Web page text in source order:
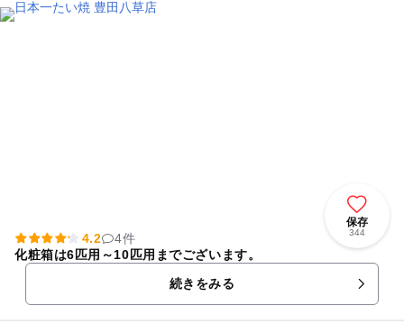
保存
344
4.2
4件
化粧箱は6匹用～10匹用までございます。
続きをみる